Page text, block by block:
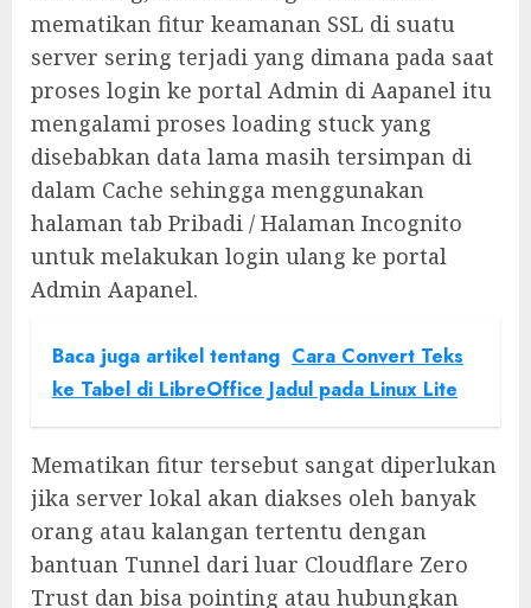
mematikan fitur keamanan SSL di suatu
server sering terjadi yang dimana pada saat
proses login ke portal Admin di Aapanel itu
mengalami proses loading stuck yang
disebabkan data lama masih tersimpan di
dalam Cache sehingga menggunakan
halaman tab Pribadi / Halaman Incognito
untuk melakukan login ulang ke portal
Admin Aapanel.
Baca juga artikel tentang Cara Convert Teks
ke Tabel di LibreOffice Jadul pada Linux Lite
Mematikan fitur tersebut sangat diperlukan
jika server lokal akan diakses oleh banyak
orang atau kalangan tertentu dengan
bantuan Tunnel dari luar Cloudflare Zero
Trust dan bisa pointing atau hubungkan